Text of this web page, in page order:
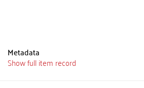
Metadata
Show full item record